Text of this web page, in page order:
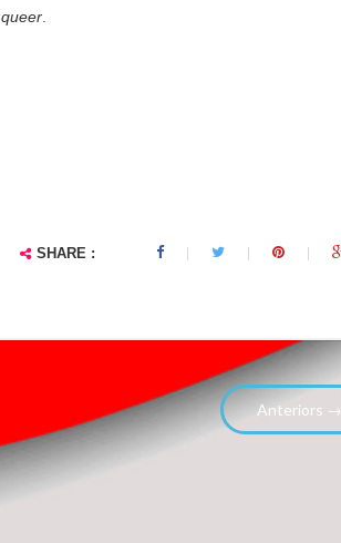
queer
SHARE :
Anteriors →